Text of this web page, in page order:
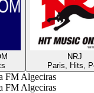
NRJ
Paris, Hits,
FM Algeciras
FM Algeciras